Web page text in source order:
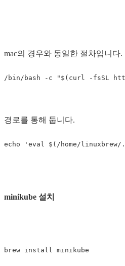
mac의 경우와 동일한 절차입니다.
/bin/bash -c " $( curl -fsSL
경로를 통해 둡니다.
echo 'eval $(/home/
minikube 설치
brew install